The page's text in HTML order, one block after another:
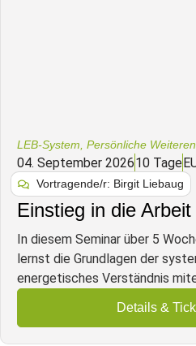
LEB-System Persönliche
04. September 202610 Tage
Vortragende/r: Birgit Liebaug
Einstieg in die
In diesem Seminar über 5
lernst die Grundlagen der
energetisches Verständnis
Details &